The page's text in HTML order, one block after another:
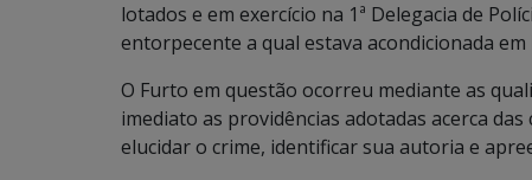
lotados e em exercício na 1ª Delegacia de
entorpecente a qual estava acondicionada
O Furto em questão ocorreu mediante as
imediato as providências adotadas acerca
elucidar o crime, identificar sua autoria e